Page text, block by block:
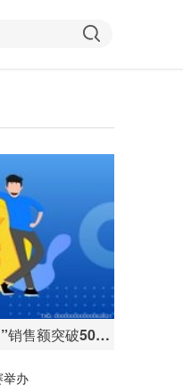
海南离岛免税“即购即提”销售额突破50亿元 购物人数255万人次
举办